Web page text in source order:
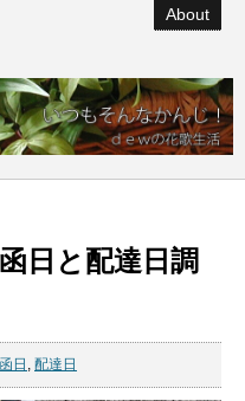
About
日と配達日調
日 , 配達日